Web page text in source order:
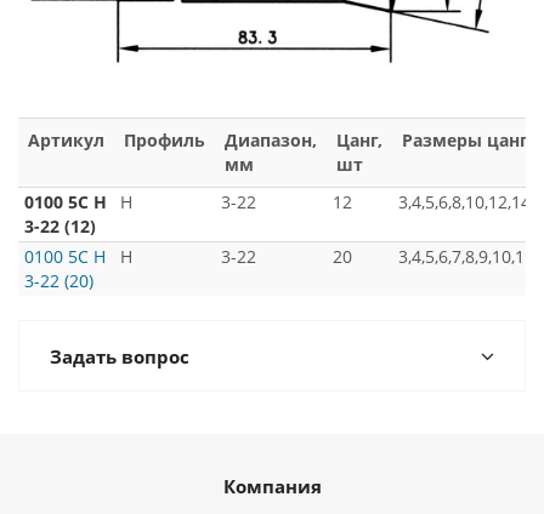
Артикул Профиль
Диапазон,
мм
Цанг,
шт
Размеры цанг
0100 5C H
3-22 (12)
H 3-22 12
0100 5C H
3-22 (20)
H 3-22 20
Задать вопрос
Компания